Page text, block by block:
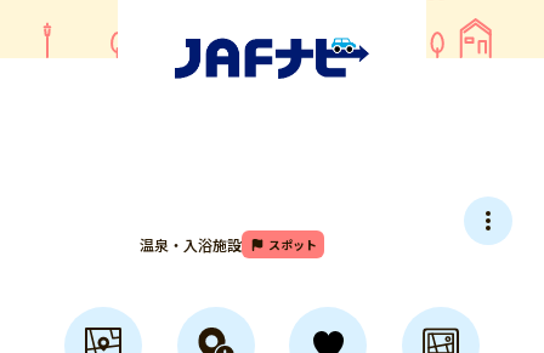
温泉・入浴施設 スポット